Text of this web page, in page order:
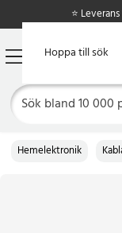
Hoppa till
Hoppa till sök
⭐
Hemelektronik